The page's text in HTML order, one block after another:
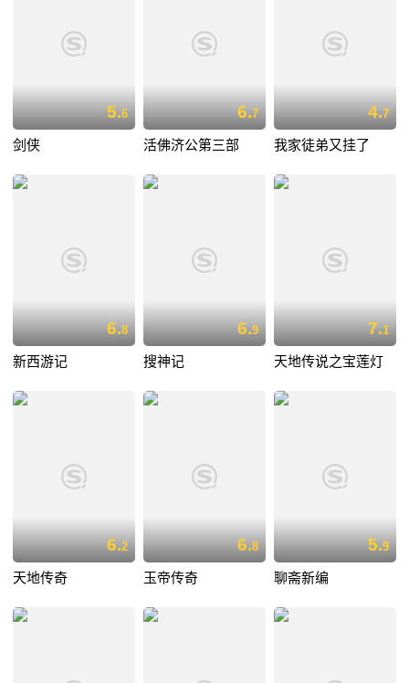
5.6
剑侠
6.7
活佛济公第三部
4.7
我家徒弟又挂了
6.8
新西游记
6.9
搜神记
7.1
天地传说之宝莲灯
6.2
天地传奇
6.8
玉帝传奇
5.9
聊斋新编